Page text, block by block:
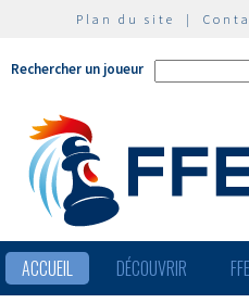
Plan du site |
Rechercher un joueur
ACCUEIL DÉCOUVRIR FFE